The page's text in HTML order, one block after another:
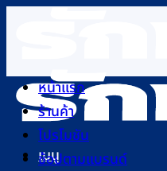
เนื้อหา
เมนู
หน้าแรก
ร้านค้า
โปรโมชัน
ช้อปตามแบรนด์